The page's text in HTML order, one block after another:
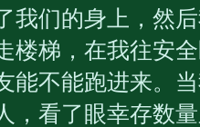
我们的身上，然
楼梯，在我往安
能不能跑进来。
，看了眼幸存数